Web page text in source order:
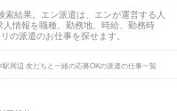
結果。エン派遣は、エンが運営する人
情報を職種、勤務地、時給、勤務時
の派遣のお仕事を探せます。
駅周辺 友だちと一緒の応募OKの派遣の仕事一覧